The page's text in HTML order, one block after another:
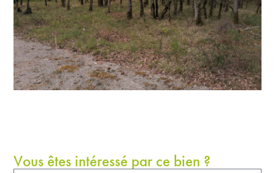
Vous êtes intéressé par ce bien ?